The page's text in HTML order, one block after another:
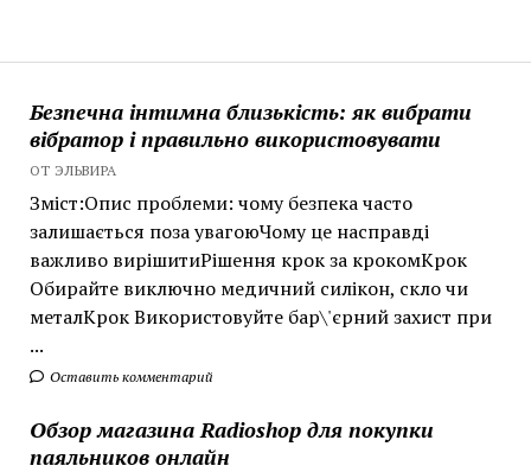
Безпечна інтимна близькість: як вибрати
вібратор і правильно використовувати
ОТ ЭЛЬВИРА
Зміст:Опис проблеми: чому безпека часто
залишається поза увагоюЧому це насправді
важливо вирішитиРішення крок за крокомКрок
Обирайте виключно медичний силікон, скло чи
металКрок Використовуйте бар\'єрний захист при
...
Оставить комментарий
Обзор магазина Radioshop для покупки
паяльников онлайн